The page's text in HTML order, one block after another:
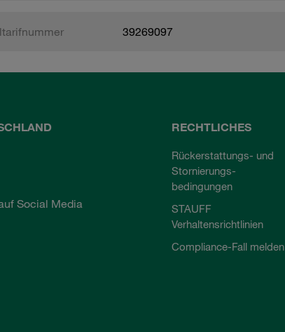
39269097
Social Media
RECHTLICHES
Rückerstattungs- und
Stornierungs-
bedingungen
STAUFF
Verhaltensrichtlinien
Compliance-Fall melden